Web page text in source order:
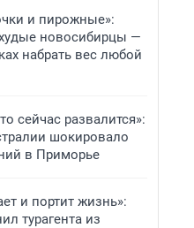
и пирожные»:
новосибирцы —
набрать вес любой
сейчас развалится»:
шокировало
в Приморье
и портит жизнь»:
турагента из